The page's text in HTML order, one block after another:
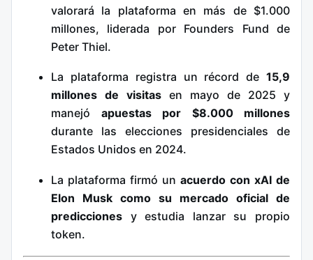
valorará la plataforma en más de $1.000
millones, liderada por Founders Fund de
Peter Thiel.
La plataforma registra un récord de 15,9
millones de visitas en mayo de 2025 y
manejó apuestas por $8.000 millones
durante las elecciones presidenciales de
Estados Unidos en 2024.
La plataforma firmó un acuerdo con xAI de
Elon Musk como su mercado oficial de
predicciones y estudia lanzar su propio
token.